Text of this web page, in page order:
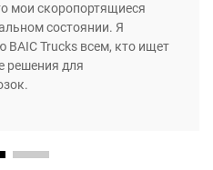
мои скоропортящиеся
состоянии. Я
BAIC Trucks всем, кто ищет
решения для